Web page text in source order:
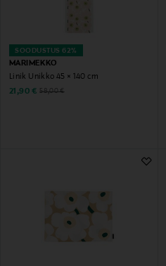
SOODUSTUS 62%
MARIMEKKO
Linik Unikko 45 × 140 cm
Discounted Price
21,90 € Original Price
58,00 €